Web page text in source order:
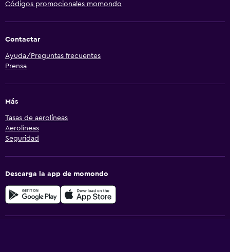
Códigos promocionales momondo
Contactar
Ayuda/Preguntas frecuentes
Prensa
Más
Tasas de aerolíneas
Aerolíneas
Seguridad
Descarga la app de momondo